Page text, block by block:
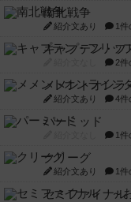
南北戦争
紹介文あり 1件
キャプテン・フ
2件
メメントオンラ
紹介文あり 4件
パーミッド
1件
クリーグ
紹介文あり 1件
セミファイナ